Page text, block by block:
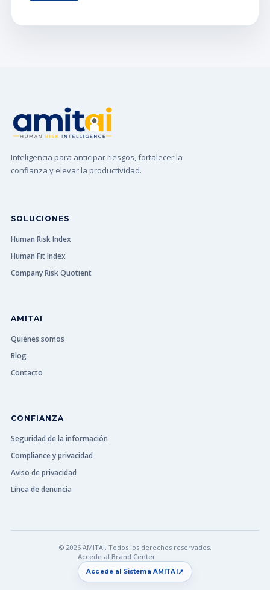
Inteligencia para anticipar riesgos, fortalecer la
confianza y elevar la productividad.
SOLUCIONES
Human Risk Index
Human Fit Index
Company Risk Quotient
AMITAI
Quiénes somos
Blog
Contacto
CONFIANZA
Seguridad de la información
Compliance y privacidad
Aviso de privacidad
Línea de denuncia
© 2026 AMITAI. Todos los derechos reservados.
Accede al Brand Center
Accede al Sistema AMITAI ↗